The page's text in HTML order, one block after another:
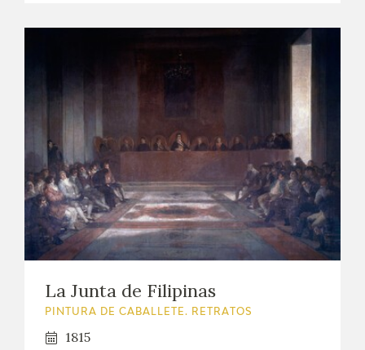
La Junta de Filipinas
PINTURA DE CABALLETE. RETRATOS
1815